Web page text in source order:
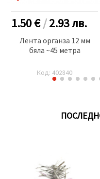
1.50 €/2.93лв.
Лента органза 12 мм
бяла ~45 метра
Код: 402840